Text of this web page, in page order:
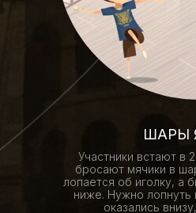
ШАРЫ
Участники встают в
бросают мячики в
лопается об иголку, а
ниже. Нужно
оказались